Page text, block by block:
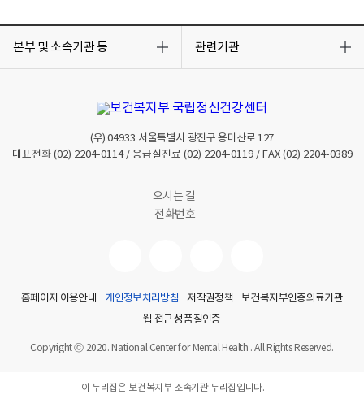
본부 및 소속기관 등
기
관련기관
기
(우)04933 서울특별시 광진구 용마산로 127
대표전화 (02) 2204-0114/ 응급실진료 (02) 2204-0119/ FAX (02) 2204-0389
오시는 길
전화번호
홈페이지 이용안내 개인정보처리방침 저작권정책
보건복지부인증의료기관
웹 접근성 품질인증
Copyright ⓒ 2020. National Center for Mental Health . All Rights Reserved.
이 누리집은 보건복지부 소속기관 누리집입니다.